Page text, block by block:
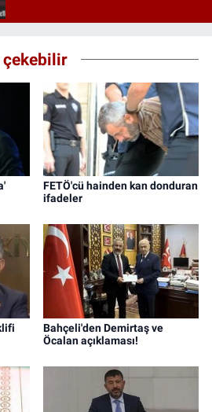
FETÖ'cü hainden kan donduran
ifadeler
Bahçeli'den Demirtaş ve
Öcalan açıklaması!